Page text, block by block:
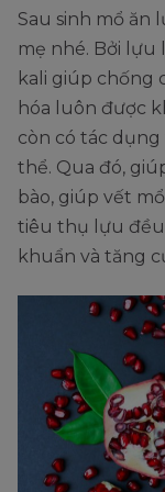
Sau sinh mổ ăn
mẹ nhé. Bởi lựu
kali giúp chống
hóa luôn được
còn có tác
thể. Qua đó,
bào, giúp vết
tiêu thụ lựu đều
khuẩn và tăng